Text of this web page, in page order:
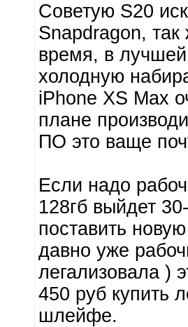
Советую S20
Snapdragon,
время, в
холодную
iPhone XS Max
плане
ПО это ваще
Если надо
128гб выйдет
поставить
давно уже
легализовала )
450 руб купить
шлейфе.